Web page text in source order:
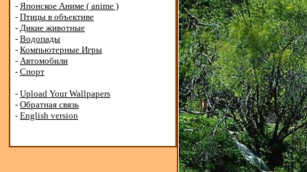
- Японское Аниме ( anime )
- Птицы в объективе
- Дикие животные
- Водопады
- Компьютерные Игры
- Автомобили
- Спорт
- Upload Your Wallpapers
- Обратная связь
- English version